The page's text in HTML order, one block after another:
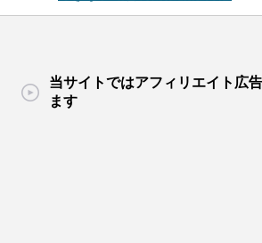
当サイトではアフィリエイト広
ます